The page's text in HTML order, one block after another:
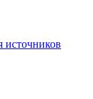
источников